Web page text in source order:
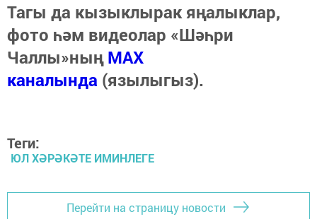
Тагы да кызыклырак яңалыклар,
фото һәм видеолар «Шәһри
Чаллы»ныңMAX
каналында (язылыгыз).
Теги:
ЮЛ ХӘРӘКӘТЕ ИМИНЛЕГЕ
Перейти на страницу новости